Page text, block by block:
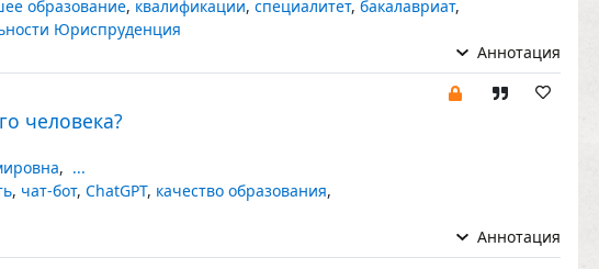
образование, квалификации, специалитет, бакалавриат,
Юриспруденция
Аннотация
человека?
, ...
, чат-бот, ChatGPT, качество образования,
Аннотация